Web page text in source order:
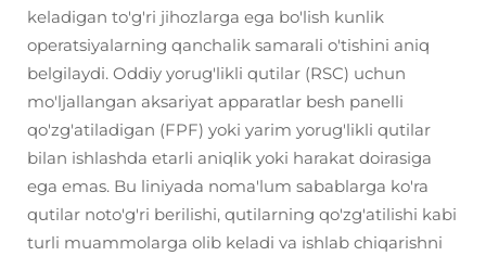
keladigan to'g'ri jihozlarga ega bo'lish kunlik
operatsiyalarning qanchalik samarali o'tishini aniq
belgilaydi. Oddiy yorug'likli qutilar (RSC) uchun
mo'ljallangan aksariyat apparatlar besh panelli
qo'zg'atiladigan (FPF) yoki yarim yorug'likli qutilar
bilan ishlashda etarli aniqlik yoki harakat doirasiga
ega emas. Bu liniyada noma'lum sabablarga ko'ra
qutilar noto'g'ri berilishi, qutilarning qo'zg'atilishi kabi
turli muammolarga olib keladi va ishlab chiqarishni